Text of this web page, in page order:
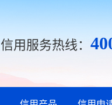
信用服务热线：